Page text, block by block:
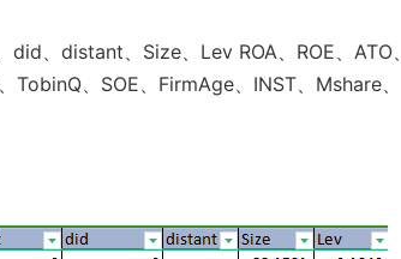
、distant、Size、Lev ROA、ROE、ATO、
、SOE、FirmAge、INST、Mshare、